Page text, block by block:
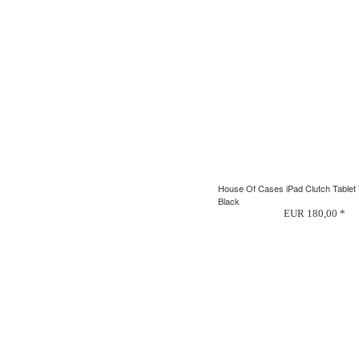
House Of Cases iPad Clutch Tablet
Black
EUR 180,00 *